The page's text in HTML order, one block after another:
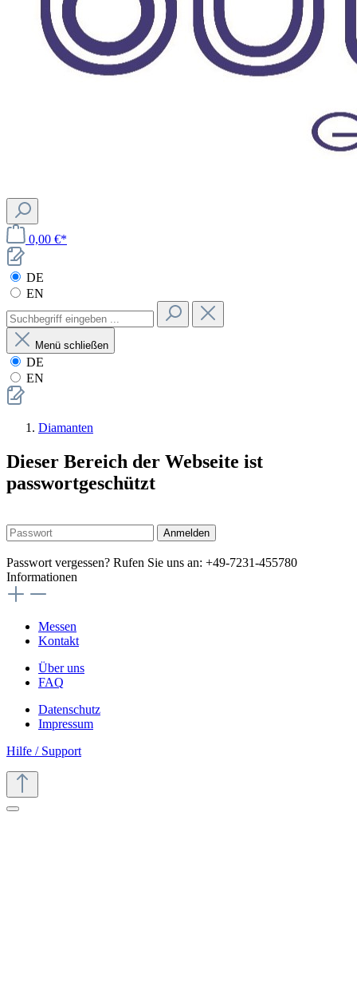
0,00 €*
DE
EN
Menü schließen
DE
EN
Diamanten
Dieser Bereich der Webseite ist
passwortgeschützt
Anmelden
Passwort vergessen? Rufen Sie uns an: +49-7231-455780
Informationen
Messen
Kontakt
Über uns
FAQ
Datenschutz
Impressum
Hilfe / Support